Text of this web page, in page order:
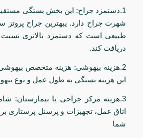
1.دستمزد جراح: این بخش بستگی
شهرت جراح دارد. یبهترین جراح پروتز
طبیعی است که دستمزد بالاتری نسبت
دریافت کند.
2.هزینه بیهوشی: هزینه متخصص
این هزینه بستگی به طول عمل و نوع
3.هزینه مرکز جراحی یا بیمارستان:
اتاق عمل، تجهیزات و پرسنل پرستاری
شما